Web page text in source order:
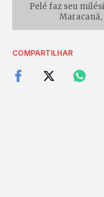
Pelé faz seu
Maracanã,
COMPARTILHAR